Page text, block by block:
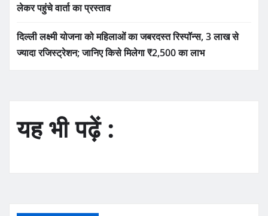
लेकर पहुंचे वार्ता का प्रस्ताव
दिल्ली लक्ष्मी योजना को महिलाओं का जबरदस्त रिस्पॉन्स, 3 लाख से
ज्यादा रजिस्ट्रेशन; जानिए किसे मिलेगा ₹2,500 का लाभ
यह भी पढ़ें :